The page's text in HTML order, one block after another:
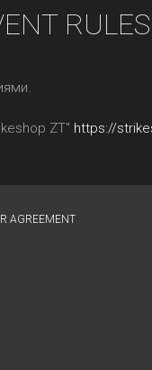
ZT" https://
AGREEMENT